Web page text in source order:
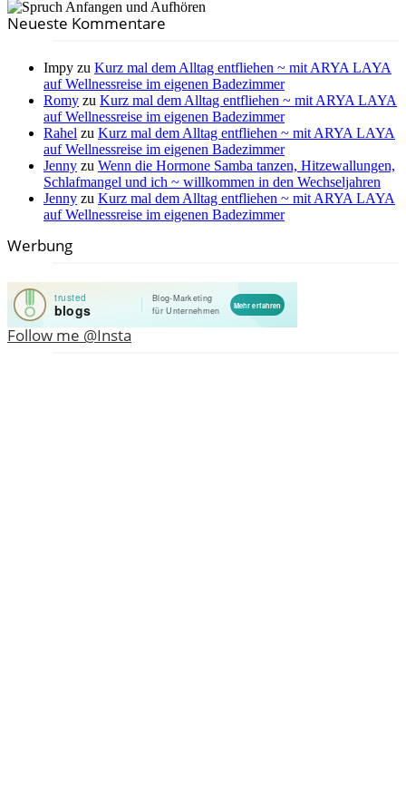
Neueste Kommentare
Impy zu Kurz mal dem Alltag entfliehen ~ mit ARYA LAYA
auf Wellnessreise im eigenen Badezimmer
Romy zu Kurz mal dem Alltag entfliehen ~ mit ARYA LAYA
auf Wellnessreise im eigenen Badezimmer
Rahel zu Kurz mal dem Alltag entfliehen ~ mit ARYA LAYA
auf Wellnessreise im eigenen Badezimmer
Jenny zu Wenn die Hormone Samba tanzen, Hitzewallungen,
Schlafmangel und ich ~ willkommen in den Wechseljahren
Jenny zu Kurz mal dem Alltag entfliehen ~ mit ARYA LAYA
auf Wellnessreise im eigenen Badezimmer
Werbung
Follow me @Insta